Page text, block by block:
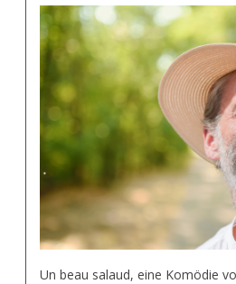
Un beau salaud, eine Komödie